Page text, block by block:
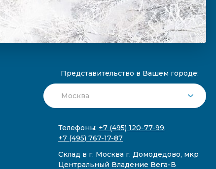
Представительство в Вашем городе:
Телефоны: +7 (495) 120-77-99,
+7 (495) 767-17-87
Склад в г. Москва г. Домодедово, мкр
Центральный Владение Вега-В